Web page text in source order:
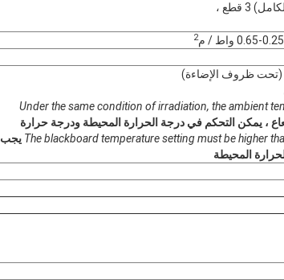
2
Under the same condition of irradiation, the ambient
يمكن التحكم في درجة الحرارة المحيطة ودرجة حرارة
The blackboard temperature setting must be higher يجب
المحيطة